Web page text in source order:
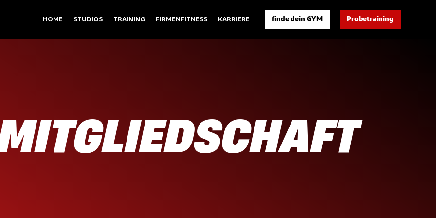
HOME STUDIOS TRAINING FIRMENFITNESS KARRIERE finde dein GYM Probetraining